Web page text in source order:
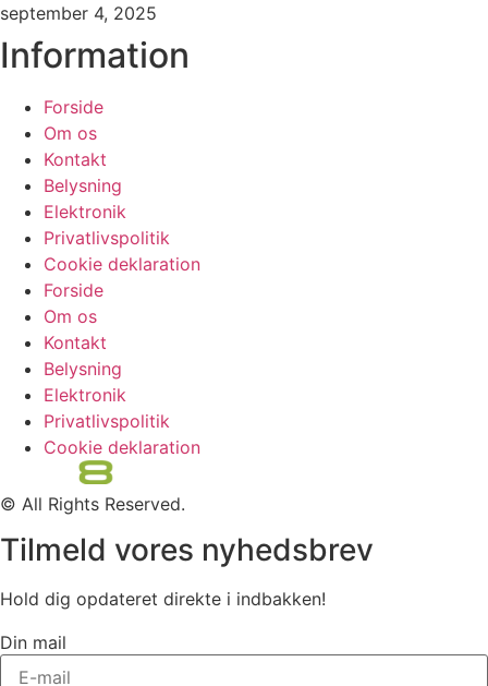
september 4, 2025
Information
Forside
Om os
Kontakt
Belysning
Elektronik
Privatlivspolitik
Cookie deklaration
Forside
Om os
Kontakt
Belysning
Elektronik
Privatlivspolitik
Cookie deklaration
© All Rights Reserved.
Tilmeld vores nyhedsbrev
Hold dig opdateret direkte i indbakken!
Din mail